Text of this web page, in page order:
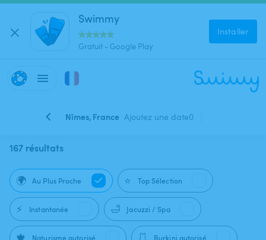
Swimmy
Gratuit - Google Play
Installer
Nîmes, France Ajoutez une date0
167 résultats
🌍 Au Plus Proche ⭐ Top Sélection
⚡ Instantanée 🛁 Jacuzzi / Spa
Naturisme autorisé Burkini autorisé